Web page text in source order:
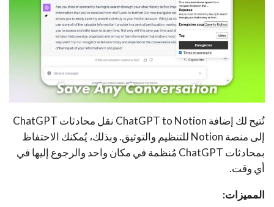
تُتيح لك إضافة ChatGPT to Notion نقل محادثات ChatGPT
إلى منصة Notion للتنظيم والتوثيق. وبذلك، يُمكنك الاحتفاظ
بمحادثات ChatGPT مُنظمة في مكان واحد والرجوع إليها في
أي وقت.
المميزات: